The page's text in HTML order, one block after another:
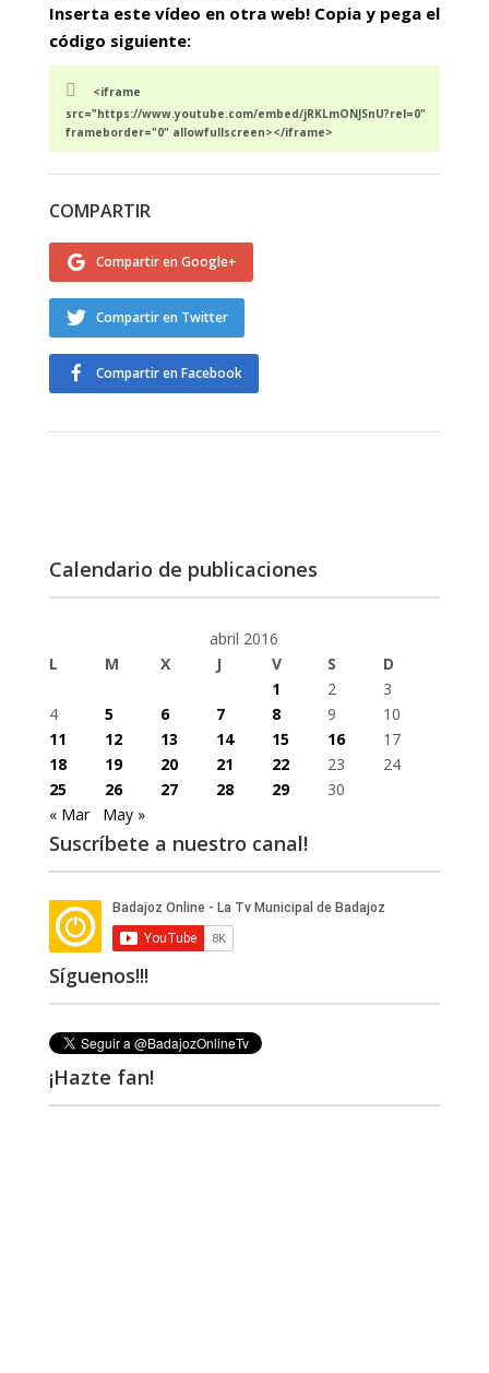
Inserta este vídeo en otra web! Copia y pega el
código siguiente:
<iframe
src="https://www.youtube.com/embed/jRKLmONJSnU?rel=0"
frameborder="0" allowfullscreen></iframe>
COMPARTIR
Compartir en Google+
Compartir en Twitter
Compartir en Facebook
Calendario de publicaciones
abril 2016
L
M X J V S
D
1
2
3
4
5 6 7 8 9
10
11
12 13 14 15 16
17
18
19 20 21 22 23
24
25
26 27 28 29
30
« Mar
May »
Suscríbete a nuestro canal!
Síguenos!!!
¡Hazte fan!